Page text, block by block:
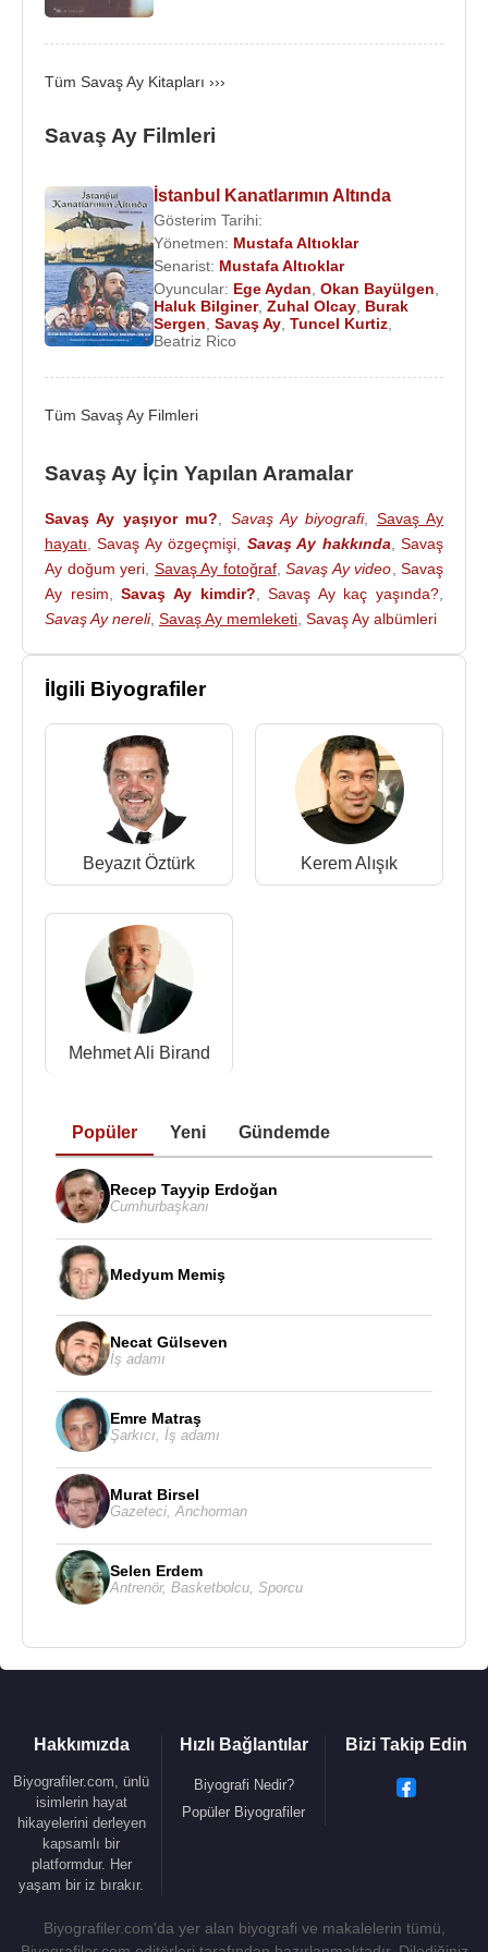
vardır.
1988 - Üçüncü Göz
1998 - Eyvah Babam (dizi)
2000 - Eyvah Kızım Büyüdü (dizi)
2003 - Mühürlü Güller (dizi)
2007 - Maskeli Beşler: Irak
2008 - Bayrampaşa Ben Fazla Kalmayacağım
Kaynak:Biyografiler.com
Tüm Savaş Ay Kitapları ›››
Savaş Ay Filmleri
İstanbul Kanatlarımın Altında
Gösterim Tarihi:
Yönetmen: Mustafa Altıoklar
Senarist: Mustafa Altıoklar
Oyuncular: Ege Aydan Okan Bayülgen
Haluk Bilginer, Zuhal Olcay Burak
Sergen Savaş Ay Tuncel Kurtiz
Beatriz Rico
Tüm Savaş Ay Filmleri
Savaş Ay İçin Yapılan Aramalar
Savaş Ay yaşıyor mu? Savaş Ay biyografi, Savaş Ay
hayatı ,Savaş Ay özgeçmişi Savaş Ay hakkında ,Savaş
Ay doğum yeri Savaş Ay fotoğraf,Savaş Ay video ,Savaş
Ay resim ,Savaş Ay kimdir? ,Savaş Ay kaç yaşında?
Savaş Ay nereli, Savaş Ay memleketi Savaş Ay albümleri
İlgili Biyografiler
Beyazıt Öztürk Kerem Alışık
Mehmet Ali Birand
Popüler Yeni Gündemde
Recep Tayyip Erdoğan
Cumhurbaşkanı
Medyum Memiş
Necat Gülseven
İş adamı
Emre Matraş
Şarkıcı, İş adamı
Murat Birsel
Gazeteci,Anchorman
Selen Erdem
Antrenör, Basketbolcu, Sporcu
Hakkımızda
Biyografiler.com, ünlü
isimlerin hayat
hikayelerini derleyen
kapsamlı bir
platformdur. Her
yaşam bir iz bırakır.
Hızlı Bağlantılar
Biyografi Nedir?
Popüler Biyografiler
Bizi Takip Edin
Biyografiler.com'da yer alan biyografi ve makalelerin tümü,